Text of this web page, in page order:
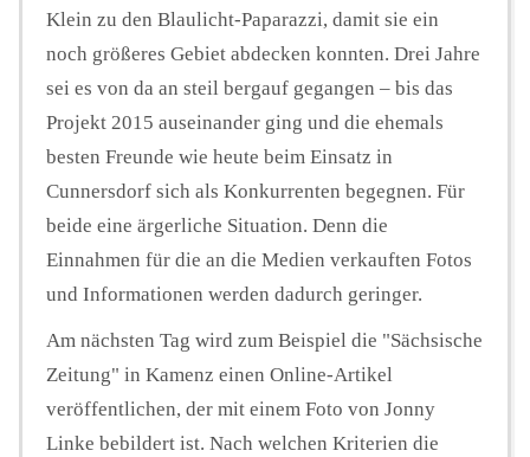
Klein zu den Blaulicht-Paparazzi, damit sie ein
noch größeres Gebiet abdecken konnten. Drei Jahre
sei es von da an steil bergauf gegangen – bis das
Projekt 2015 auseinander ging und die ehemals
besten Freunde wie heute beim Einsatz in
Cunnersdorf sich als Konkurrenten begegnen. Für
beide eine ärgerliche Situation. Denn die
Einnahmen für die an die Medien verkauften Fotos
und Informationen werden dadurch geringer.
Am nächsten Tag wird zum Beispiel die "Sächsische
Zeitung" in Kamenz einen Online-Artikel
veröffentlichen, der mit einem Foto von Jonny
Linke bebildert ist. Nach welchen Kriterien die